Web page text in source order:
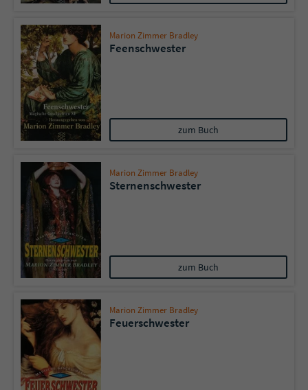
Marion Zimmer Bradley
Feenschwester
zum Buch
Marion Zimmer Bradley
Sternenschwester
zum Buch
Marion Zimmer Bradley
Feuerschwester